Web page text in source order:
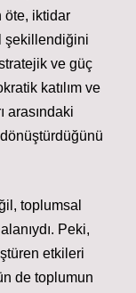
öte, iktidar
şekillendiğini
ve güç
katılım ve
arasındaki
dönüştürdüğünü
toplumsal
Peki,
etkileri
de toplumun